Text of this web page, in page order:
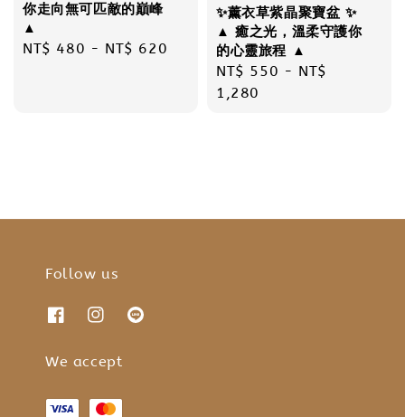
你走向無可匹敵的巔峰
▲
Regular
NT$ 480 - NT$ 620
✨薰衣草紫晶聚寶盆 ✨
▲ 癒之光，溫柔守護你
的心靈旅程 ▲
Regular
price
NT$ 550 - NT$
1,280
Follow us
We accept